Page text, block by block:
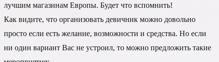
лучшим магазинам Европы. Будет что вспомнить!
Как видите, что организовать девичник можно довольно
просто если есть желание, возможности и средства. Но если
ни один вариант Вас не устроил, то можно предложить такие